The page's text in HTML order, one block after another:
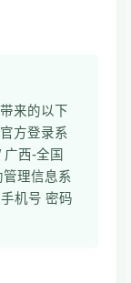
来的以下
方登录系
西-全国
理信息系
机号 密码